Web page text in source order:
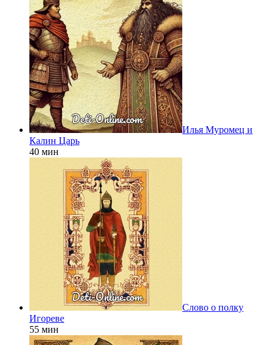
Илья Муромец и
Калин Царь
40 мин
Слово о полку
Игореве
55 мин